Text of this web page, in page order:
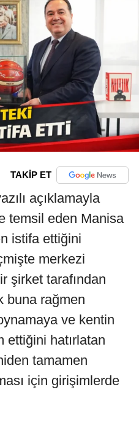
TAKİP ET
açıklamayla
temsil eden Manisa
istifa ettiğini
merkezi
şirket tarafından
buna rağmen
ve kentin
ettiğini hatırlatan
tamamen
için girişimlerde